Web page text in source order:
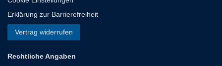
Erklärung zur Barrierefreiheit
Vertrag widerrufen
Rechtliche Angaben